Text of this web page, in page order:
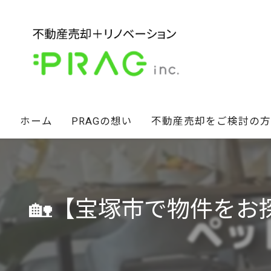
ホーム PRAGの想い 不動産売却をご検討の方
不動産セカンドオピニオン
相続財産のお悩み解決術
🏡【宝塚市で物件をお